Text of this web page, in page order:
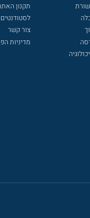
תקנון
לסטודנטים
צור קשר
מדיניות